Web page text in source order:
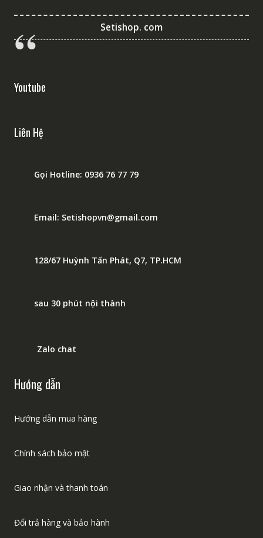
Setishop. com
Youtube
Liên Hệ
Gọi Hotline: 0936 76 77 79
Email: Setishopvn@gmail.com
128/67 Huỳnh Tấn Phát, Q7, TP.HCM
sau 30 phút nội thành
Zalo chat
Hướng dẫn
Hướng dẫn mua hàng
Chính sách bảo mật
Giao nhận và thanh toán
Đổi trả hàng và bảo hành